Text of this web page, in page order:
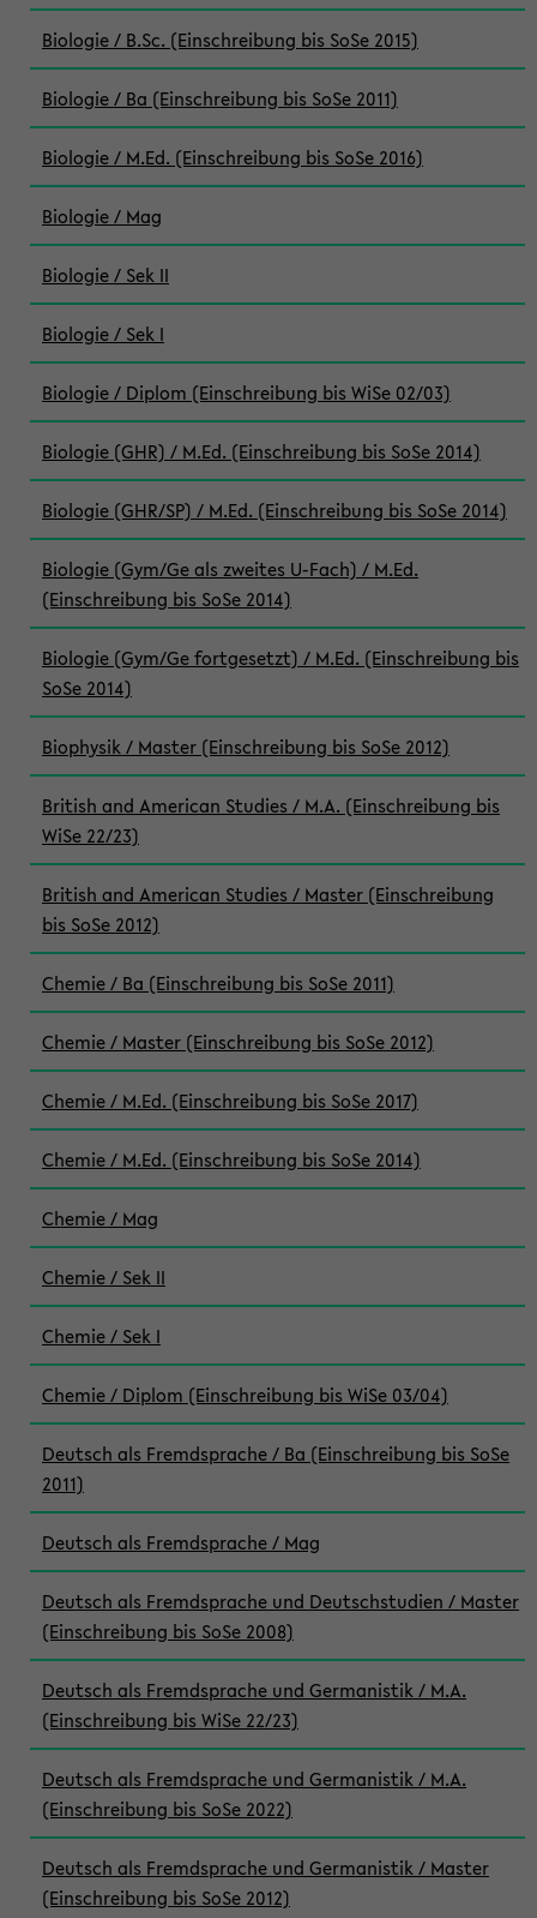
Biologie / B.Sc. (Einschreibung bis SoSe 2015)
Biologie / Ba (Einschreibung bis SoSe 2011)
Biologie / M.Ed. (Einschreibung bis SoSe 2016)
Biologie / Mag
Biologie / Sek II
Biologie / Sek I
Biologie / Diplom (Einschreibung bis WiSe 02/03)
Biologie (GHR) / M.Ed. (Einschreibung bis SoSe 2014)
Biologie (GHR/SP) / M.Ed. (Einschreibung bis SoSe 2014)
Biologie (Gym/Ge als zweites U-Fach) / M.Ed.
(Einschreibung bis SoSe 2014)
Biologie (Gym/Ge fortgesetzt) / M.Ed. (Einschreibung bis
SoSe 2014)
Biophysik / Master (Einschreibung bis SoSe 2012)
British and American Studies / M.A. (Einschreibung bis
WiSe 22/23)
British and American Studies / Master (Einschreibung
bis SoSe 2012)
Chemie / Ba (Einschreibung bis SoSe 2011)
Chemie / Master (Einschreibung bis SoSe 2012)
Chemie / M.Ed. (Einschreibung bis SoSe 2017)
Chemie / M.Ed. (Einschreibung bis SoSe 2014)
Chemie / Mag
Chemie / Sek II
Chemie / Sek I
Chemie / Diplom (Einschreibung bis WiSe 03/04)
Deutsch als Fremdsprache / Ba (Einschreibung bis SoSe
2011)
Deutsch als Fremdsprache / Mag
Deutsch als Fremdsprache und Deutschstudien / Master
(Einschreibung bis SoSe 2008)
Deutsch als Fremdsprache und Germanistik / M.A.
(Einschreibung bis WiSe 22/23)
Deutsch als Fremdsprache und Germanistik / M.A.
(Einschreibung bis SoSe 2022)
Deutsch als Fremdsprache und Germanistik / Master
(Einschreibung bis SoSe 2012)